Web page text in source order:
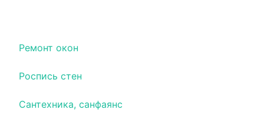
Ремонт окон
Роспись стен
Сантехника, санфаянс